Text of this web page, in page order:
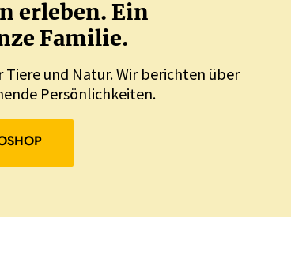
erleben. Ein
Familie.
und Natur. Wir berichten über
Persönlichkeiten.